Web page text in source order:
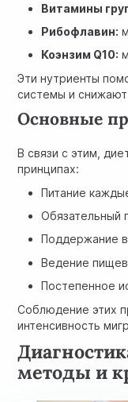
Витамины
Рибофлавин:
Коэнзим Q10:
Эти нутриенты
системы и снижают
Основные
В связи с этим,
принципах:
Питание
Обязательный
Поддержание
Ведение
Постепенное
Соблюдение этих
интенсивность
методы и